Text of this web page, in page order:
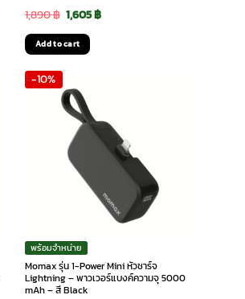
1,890฿ Original
price
was:
1,605฿Current
Add to cart
-10%
พร้อมจำหน่าย
Momax รุ่น 1-Power Mini หัวชาร์จ
Lightning – พาวเวอร์แบงค์ความจุ 5000
mAh – สี Black